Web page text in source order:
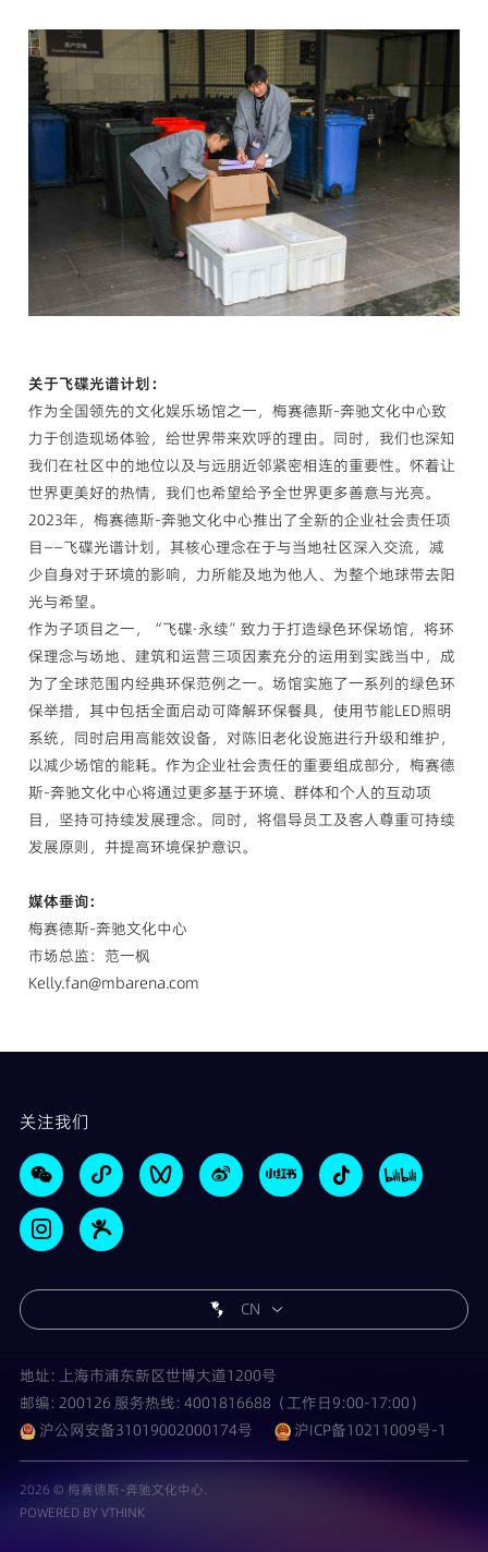
关于飞碟光谱计划：
作为全国领先的文化娱乐场馆之一，梅赛德斯-奔驰文化中心致
力于创造现场体验，给世界带来欢呼的理由。同时，我们也深知
我们在社区中的地位以及与远朋近邻紧密相连的重要性。怀着让
世界更美好的热情，我们也希望给予全世界更多善意与光亮。
2023年，梅赛德斯-奔驰文化中心推出了全新的企业社会责任项
目——飞碟光谱计划，其核心理念在于与当地社区深入交流，减
少自身对于环境的影响，力所能及地为他人、为整个地球带去阳
光与希望。
作为子项目之一，“飞碟·永续”致力于打造绿色环保场馆，将环
保理念与场地、建筑和运营三项因素充分的运用到实践当中，成
为了全球范围内经典环保范例之一。场馆实施了一系列的绿色环
保举措，其中包括全面启动可降解环保餐具，使用节能LED照明
系统，同时启用高能效设备，对陈旧老化设施进行升级和维护，
以减少场馆的能耗。作为企业社会责任的重要组成部分，梅赛德
斯-奔驰文化中心将通过更多基于环境、群体和个人的互动项
目，坚持可持续发展理念。同时，将倡导员工及客人尊重可持续
发展原则，并提高环境保护意识。
媒体垂询:
梅赛德斯-奔驰文化中心
市场总监：范一枫
Kelly.fan@mbarena.com
关注我们
CN
地址: 上海市浦东新区世博大道1200号
邮编: 200126 服务热线: 4001816688（工作日9:00-17:00）
沪公网安备31019002000174号
沪ICP备10211009号-1
2026 © 梅赛德斯-奔驰文化中心.
POWERED BY VTHINK